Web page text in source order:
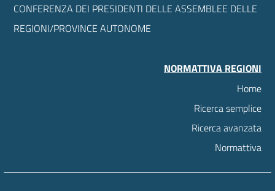
CONFERENZA DEI PRESIDENTI DELLE ASSEMBLEE DELLE
REGIONI/PROVINCE AUTONOME
NORMATTIVA REGIONI
Home
Ricerca semplice
Ricerca avanzata
Normattiva